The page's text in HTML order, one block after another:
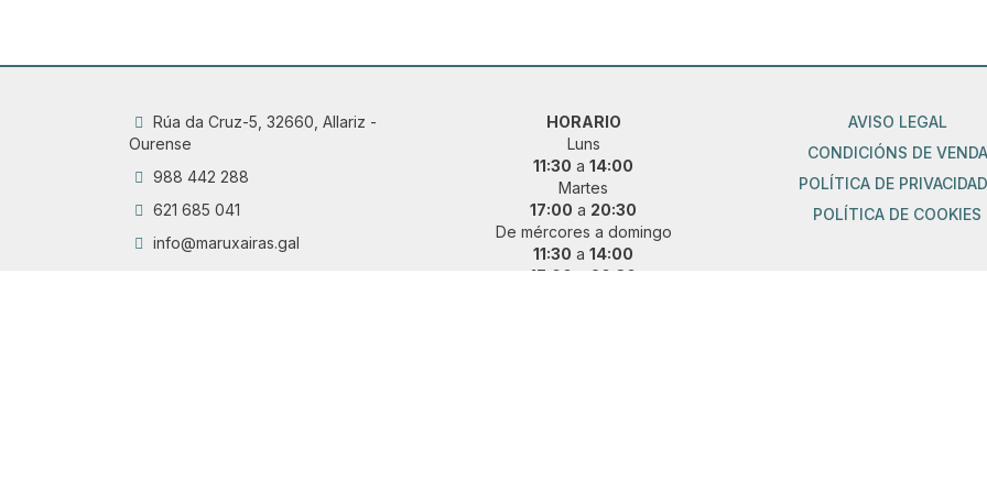
Rúa da Cruz-5, 32660, Allariz -
Ourense
988 442 288
621 685 041
info@maruxairas.gal
HORARIO
Luns
11:30 a 14:00
Martes
17:00 a 20:30
De mércores a domingo
11:30 a 14:00
17:00
20:30
AVISO LEGAL
CONDICIÓNS DE VENDA
POLÍTICA DE
POLÍTICA DE COOKIES